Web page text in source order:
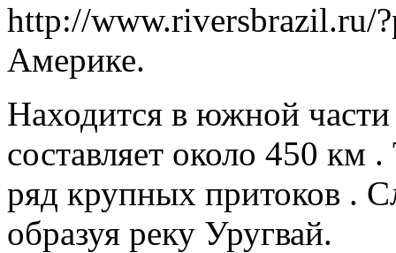
http://www.riversbrazil.ru/
Америке.
Находится в южной
составляет около 450 км
ряд крупных притоков .
образуя реку Уругвай.